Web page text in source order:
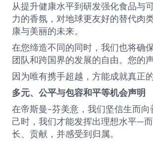
从提升健康水平到研发强化食品与
力的香氛，对地球更友好的替代肉
康与美丽的未来。
在您缔造不同的同时，我们也将确
团队和跨国界的发展的自由。您的
因为唯有携手超越，方能成就真正的
多元、公平与包容和平等机会声明
在帝斯曼-芬美意，我们坚信生而
己时，我们才能发挥出理想水平—
长、贡献，并感受到归属。